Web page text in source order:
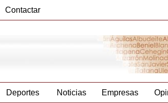
Contactar
Deportes Noticias Empresas